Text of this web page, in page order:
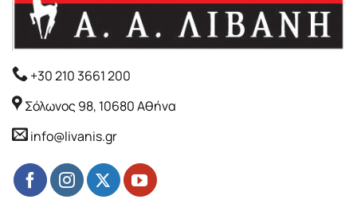
+30 210 3661 200
Σόλωνος 98, 10680 Αθήνα
info@livanis.gr